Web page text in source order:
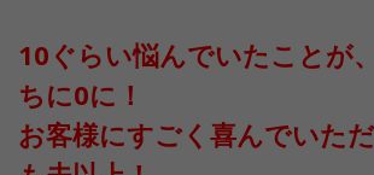
10ぐらい悩んでいたことが
ちに0に！
お客様にすごく喜んでいた